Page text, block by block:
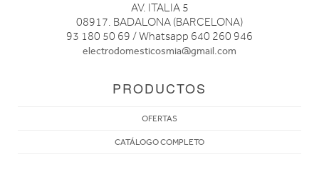
AV. ITALIA 5
08917. BADALONA (BARCELONA)
93 180 50 69 / Whatsapp 640 260 946
electrodomesticosmia@gmail.com
PRODUCTOS
OFERTAS
CATÁLOGO COMPLETO